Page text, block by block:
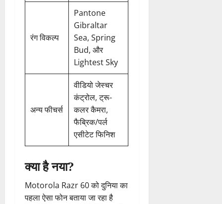
रंग विकल्प
Pantone
Gibraltar
Sea, Spring
Bud, और
Lightest Sky
अन्य फीचर्स
वीडियो जेस्चर
कंट्रोल, ट्रू-
कलर कैमरा,
फैब्रिक/पर्ल
एसीटेट फिनिश
क्या है नया?
Motorola Razr 60 को दुनिया का
पहला ऐसा फोन बताया जा रहा है